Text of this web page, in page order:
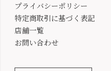
プライバシーポリシー
特定商取引に基づく表記
店舗一覧
お問い合わせ